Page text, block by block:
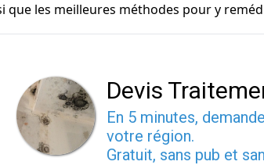
que les meilleures méthodes pour y
Devis
En 5 minutes,
votre région.
Gratuit, sans pub et